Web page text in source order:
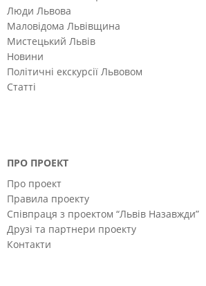
Люди Львова
Маловідома Львівщина
Мистецький Львів
Новини
Політичні екскурсії Львовом
Статті
ПРО ПРОЕКТ
Про проект
Правила проекту
Співпраця з проектом “Львів Назавжди”
Друзі та партнери проекту
Контакти